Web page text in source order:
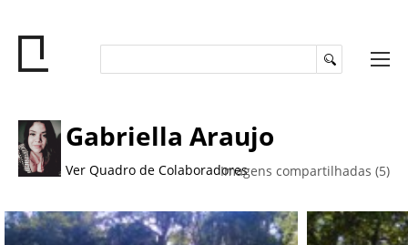
Gabriella Araujo
Ver Quadro de ColaboradoresImagens compartilhadas (5)